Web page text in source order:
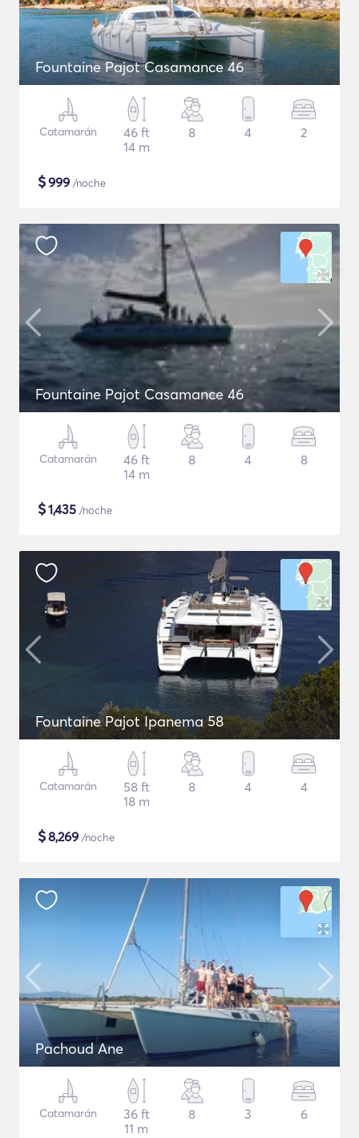
Fountaine Pajot Casamance 46
Catamarán
46 ft
14 m
8 4 2
$999 /noche
Fountaine Pajot Casamance 46
Catamarán
46 ft
14 m
8 4 8
$1,435 /noche
Fountaine Pajot Ipanema 58
Catamarán
58 ft
18 m
8 4 4
$8,269 /noche
Pachoud Ane
Catamarán
36 ft
11 m
8 3 6